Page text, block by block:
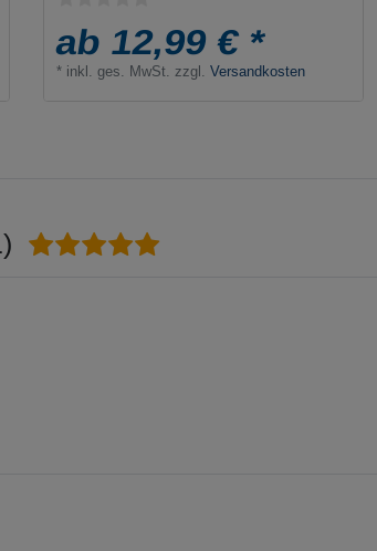
ab 12,99 € *
* inkl. ges. MwSt. zzgl.Versandkosten